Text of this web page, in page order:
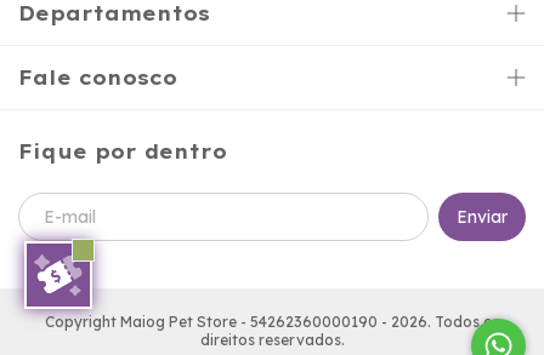
Departamentos
Fale conosco
Fique por dentro
Copyright Maiog Pet Store - 54262360000190 - 2026. Todos os
direitos reservados.